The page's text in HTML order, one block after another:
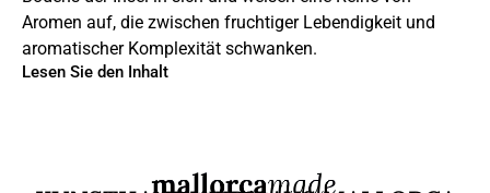
Aromen auf, die zwischen fruchtiger Lebendigkeit und
aromatischer Komplexität schwanken.
Lesen Sie den Inhalt